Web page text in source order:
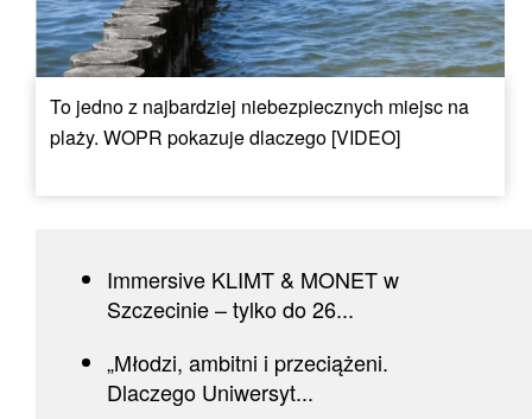
To jedno z najbardziej niebezpiecznych miejsc na
plaży. WOPR pokazuje dlaczego [VIDEO]
Immersive KLIMT & MONET w
Szczecinie – tylko do 26...
„Młodzi, ambitni i przeciążeni.
Dlaczego Uniwersyt...